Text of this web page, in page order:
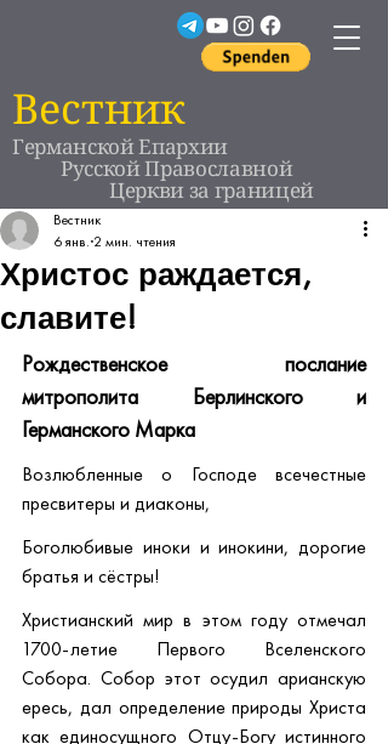
Вестник
Германской Епархии
Русской Православной
Церкви за границей
Христос раждается,
славите!
Вестник
6 янв. 2 мин. чтения
Рождественское послание
митрополита Берлинского и
Германского Марка
Возлюбленные о Господе всечестные
пресвитеры и диаконы,
Боголюбивые иноки и инокини, дорогие
братья и сёстры!
Христианский мир в этом году отмечал
1700-летие Первого Вселенского
Собора. Собор этот осудил арианскую
ересь, дал определение природы Христа
как единосущного Отцу-Богу истинного